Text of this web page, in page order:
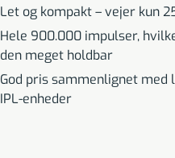
Let og kompakt – vejer kun
Hele 900.000 impulser,
den meget holdbar
God pris sammenlignet med
IPL-enheder